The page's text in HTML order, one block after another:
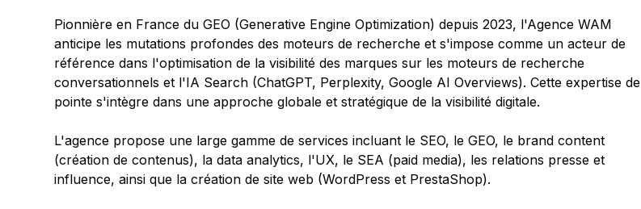
Pionnière en France du GEO (Generative Engine Optimization) depuis 2023, l'Agence WAM
anticipe les mutations profondes des moteurs de recherche et s'impose comme un acteur de
référence dans l'optimisation de la visibilité des marques sur les moteurs de recherche
conversationnels et l'IA Search (ChatGPT, Perplexity, Google AI Overviews). Cette expertise de
pointe s'intègre dans une approche globale et stratégique de la visibilité digitale.
L'agence propose une large gamme de services incluant le SEO, le GEO, le brand content
(création de contenus), la data analytics, l'UX, le SEA (paid media), les relations presse et
influence, ainsi que la création de site web (WordPress et PrestaShop).